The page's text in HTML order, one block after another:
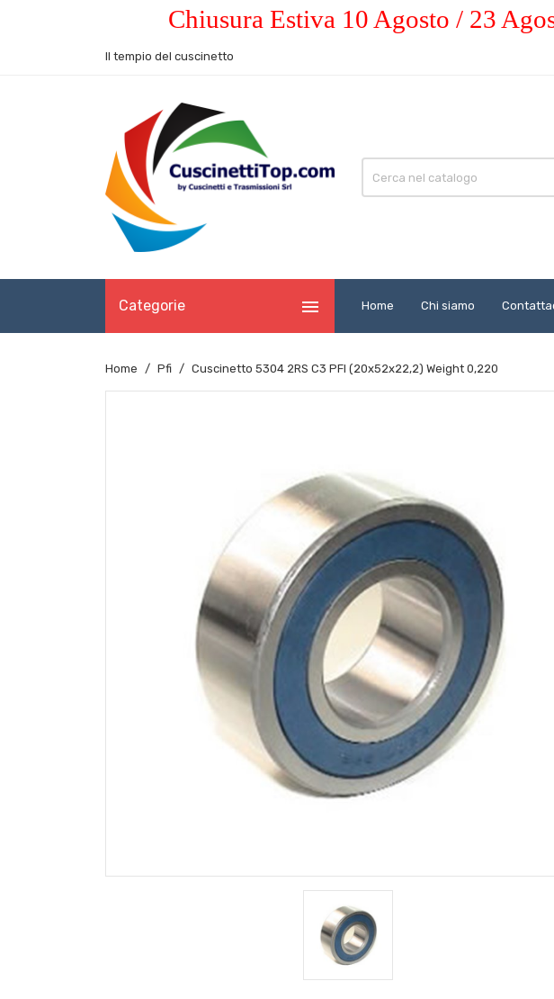
Chiusura Estiva 10 Agosto / 23
Il tempio del cuscinetto
Categorie  Home Chi siamo
Home Pfi Cuscinetto 5304 2RS C3 PFI (20x52x22,2) Weight 0,220